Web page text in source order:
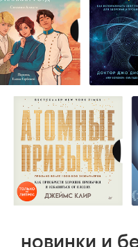
новинки и